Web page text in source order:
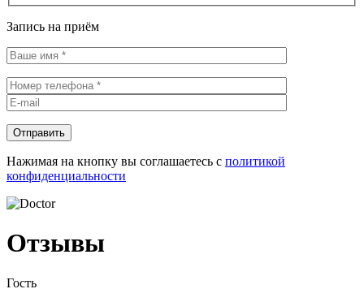
Запись на приём
Нажимая на кнопку вы соглашаетесь с политикой
конфиденциальности
Отзывы
Гость